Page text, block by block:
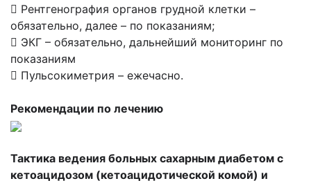
 Рентгенография органов грудной клетки –
обязательно, далее – по показаниям;
 ЭКГ – обязательно, дальнейший мониторинг по
показаниям
 Пульсокиметрия – ежечасно.
Рекомендации по лечению
Тактика ведения больных сахарным диабетом с
кетоацидозом (кетоацидотической комой) и